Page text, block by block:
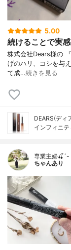
5.00
続けることで実
株式会社Dears様の
げのハリ、コシを与
て成…続きを見る
DEARS(ディ
インフィニ
専業主婦🍒´-
ちゃんあり